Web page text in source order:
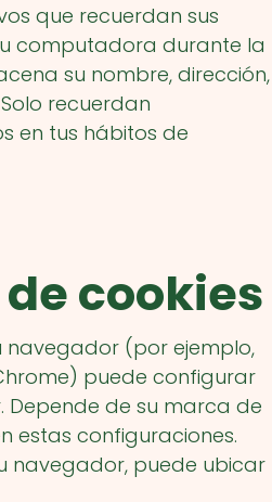
que recuerdan sus
computadora durante la
su nombre, dirección,
recuerdan
​​en tus hábitos de
cookies
navegador (por ejemplo,
puede configurar
de su marca de
estas configuraciones.
navegador, puede ubicar